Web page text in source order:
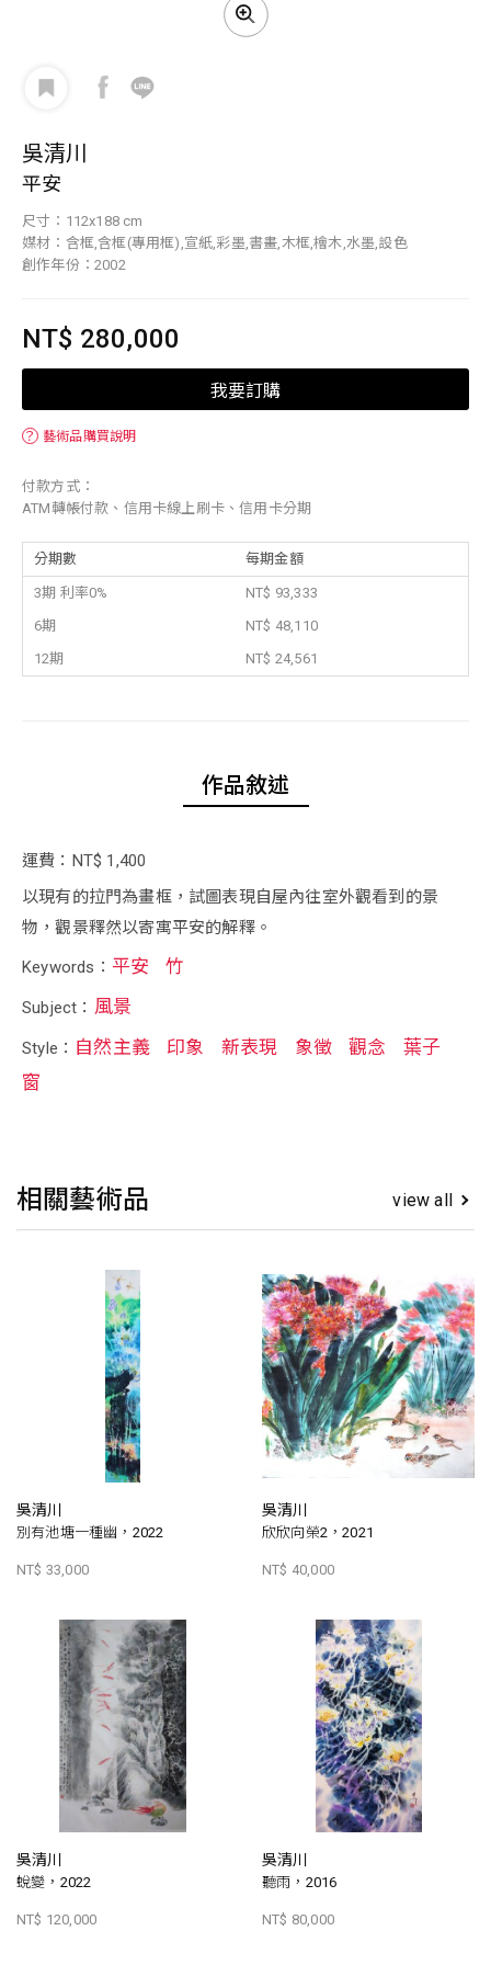
吳清川
平安
尺寸：112x188 cm
媒材：含框,含框(專用框),宣紙,彩墨,書畫,木框,檜木,水墨,設色
創作年份：2002
NT$ 280,000
我要訂購
？ 藝術品購買說明
付款方式：
ATM轉帳付款、信用卡線上刷卡、信用卡分期
分期數 每期金額
3期 利率0%
NT$ 93,333
6期
NT$ 48,110
12期
NT$ 24,561
作品敘述
運費：NT$ 1,400
以現有的拉門為畫框，試圖表現自屋內往室外觀看到的景
物，觀景釋然以寄寓平安的解釋。
Keywords： 平安 竹
Subject： 風景
Style： 自然主義 印象 新表現 象徵 觀念
葉子
窗
相關藝術品 view all
吳清川
別有池塘一種幽，2022
NT$ 33,000
吳清川
欣欣向榮2，2021
NT$ 40,000
吳清川
蛻變，2022
NT$ 120,000
吳清川
聽雨，2016
NT$ 80,000